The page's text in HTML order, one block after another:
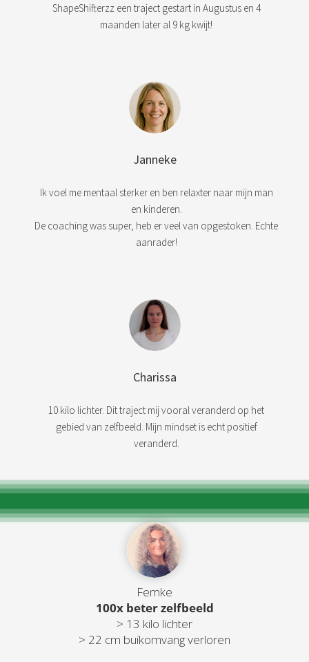
ShapeShifterzz een traject gestart in Augustus en 4
maanden later al 9 kg kwijt!
Janneke
Ik voel me mentaal sterker en ben relaxter naar mijn man
en kinderen.
De coaching was super, heb er veel van opgestoken. Echte
aanrader!
Charissa
10 kilo lichter. Dit traject mij vooral veranderd op het
gebied van zelfbeeld. Mijn mindset is echt positief
veranderd.
Femke
100x beter zelfbeeld
> 13 kilo lichter
> 22 cm buikomvang verloren